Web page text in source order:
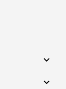
expand_more
expand_more